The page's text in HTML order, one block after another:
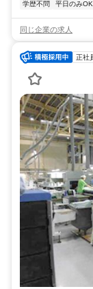
学歴不問
平日のみOK
同じ企業の求人
正社